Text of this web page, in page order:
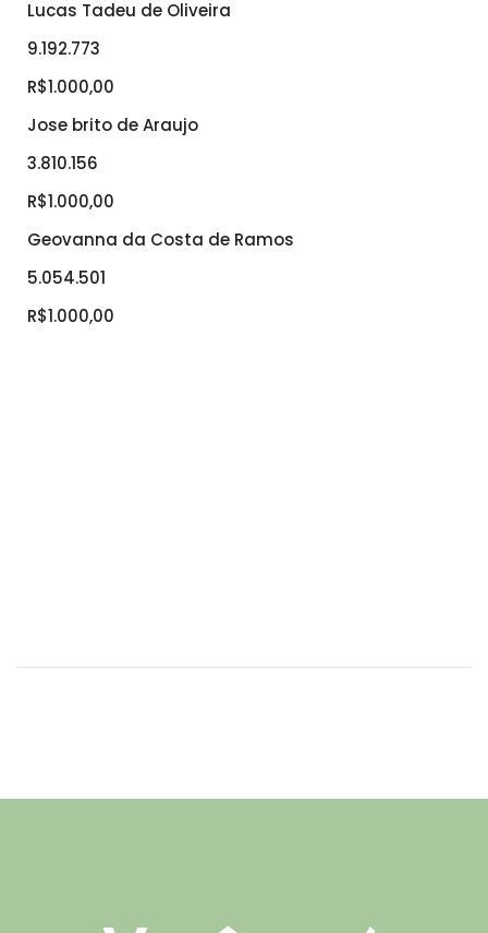
Lucas Tadeu de Oliveira
9.192.773
R$1.000,00
Jose brito de Araujo
3.810.156
R$1.000,00
Geovanna da Costa de Ramos
5.054.501
R$1.000,00